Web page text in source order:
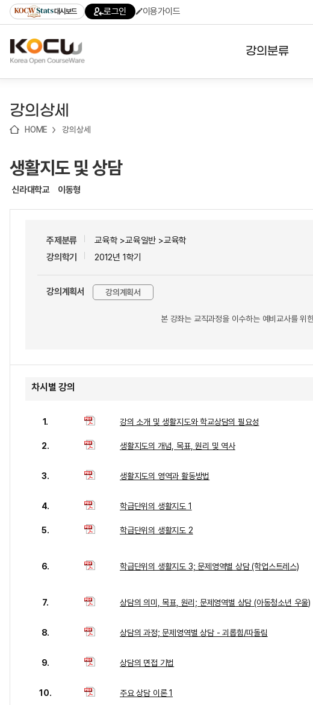
기
기
기
content)
가
대시보드 로그인 이용가이드
강의분류
강의상세
HOME 강의상세
생활지도 및 상담
신라대학교 이동형
주제분류
교육학 >교육일반 >교육학
강의학기
2012년 1학기
강의계획서 강의계획서
본 강좌는 교직과정을 이수하는 예비교사를 위
차시별 강의
1. 강의 소개 및 생활지도와 학교상담의 필요성
2. 생활지도의 개념, 목표, 원리 및 역사
3. 생활지도의 영역과 활동방법
4. 학급단위의 생활지도 1
5. 학급단위의 생활지도 2
6. 학급단위의 생활지도 3; 문제영역별 상담 (학업스트레스)
7. 상담의 의미, 목표, 원리; 문제영역별 상담 (아동청소년 우울)
8. 상담의 과정; 문제영역별 상담 - 괴롭힘/따돌림
9. 상담의 면접 기법
10. 주요 상담 이론 1